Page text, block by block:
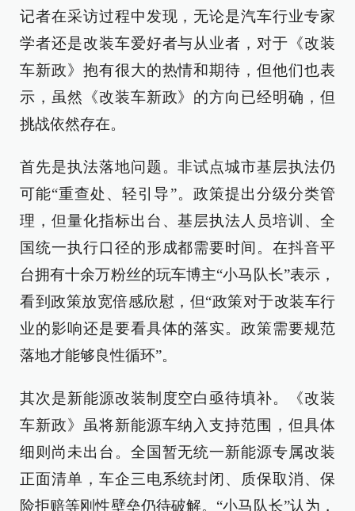
记者在采访过程中发现，无论是汽车行业专家
学者还是改装车爱好者与从业者，对于《改装
车新政》抱有很大的热情和期待，但他们也表
示，虽然《改装车新政》的方向已经明确，但
挑战依然存在。
首先是执法落地问题。非试点城市基层执法仍
可能“重查处、轻引导”。政策提出分级分类管
理，但量化指标出台、基层执法人员培训、全
国统一执行口径的形成都需要时间。在抖音平
台拥有十余万粉丝的玩车博主“小马队长”表示，
看到政策放宽倍感欣慰，但“政策对于改装车行
业的影响还是要看具体的落实。政策需要规范
落地才能够良性循环”。
其次是新能源改装制度空白亟待填补。《改装
车新政》虽将新能源车纳入支持范围，但具体
细则尚未出台。全国暂无统一新能源专属改装
正面清单，车企三电系统封闭、质保取消、保
险拒赔等刚性壁垒仍待破解。“小马队长”认为，